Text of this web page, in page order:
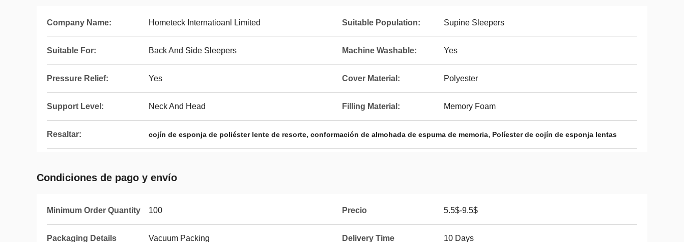
Company Name: Hometeck Internatioanl Limited Suitable Population: Supine Sleepers
Suitable For: Back And Side Sleepers Machine Washable: Yes
Pressure Relief: Yes Cover Material: Polyester
Support Level: Neck And Head Filling Material: Memory Foam
Resaltar: cojín de esponja de poliéster lente de resorte, conformación de almohada de espuma de memoria, Políester de cojín de esponja lentas
Condiciones de pago y envío
Minimum Order Quantity 100 Precio 5.5$-9.5$
Packaging Details Vacuum Packing Delivery Time 10 Days